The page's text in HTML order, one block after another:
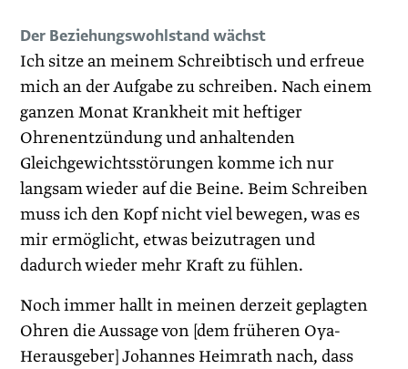
Der Beziehungswohlstand wächst
Ich sitze an meinem Schreibtisch und erfreue
mich an der Aufgabe zu schreiben. Nach einem
ganzen Monat Krankheit mit heftiger
Ohrenentzündung und anhaltenden
Gleichgewichtsstörungen komme ich nur
langsam wieder auf die Beine. Beim Schreiben
muss ich den Kopf nicht viel bewegen, was es
mir ermöglicht, etwas beizutragen und
dadurch wieder mehr Kraft zu fühlen.
Noch immer hallt in meinen derzeit geplagten
Ohren die Aussage von [dem früheren Oya-
Herausgeber] Johannes Heimrath nach, dass